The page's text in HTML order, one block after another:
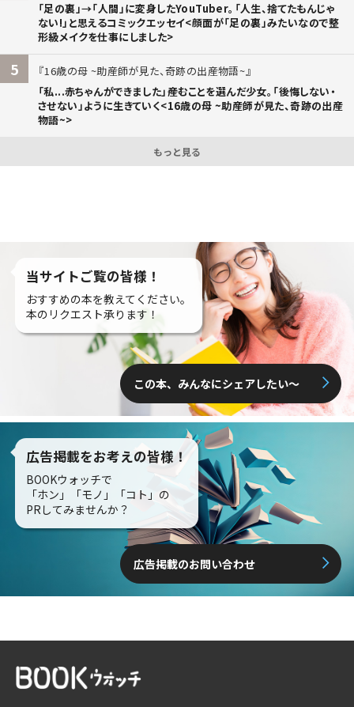
「足の裏」→「人間」に変身したYouTuber。「人生、捨てたもんじゃ
ない!」と思えるコミックエッセイ<顔面が「足の裏」みたいなので整
形級メイクを仕事にしました>
5
16歳の母 ~助産師が見た、奇跡の出産物語~
「私...赤ちゃんができました」――産むことを選んだ少女。「後悔しない・
させない」ように生きていく<16歳の母 ~助産師が見た、奇跡の出産
物語~>
もっと見る
当サイトご覧の皆様！
おすすめの本を教えてください。
本のリクエスト承ります！
この本、みんなにシェアしたい〜
広告掲載をお考えの皆様！
BOOKウォッチで
「ホン」「モノ」「コト」の
PRしてみませんか？
広告掲載のお問い合わせ